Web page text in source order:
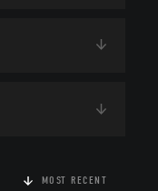
MOST RECENT